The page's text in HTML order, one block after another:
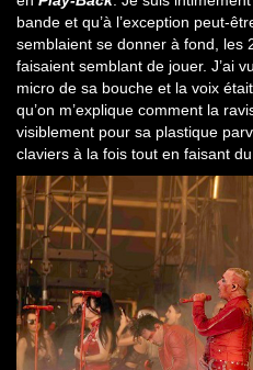
bande et qu’à l’exception peut-
semblaient se donner à fond, les
faisaient semblant de jouer. J’ai
micro de sa bouche et la voix
qu’on m’explique comment la
visiblement pour sa plastique
claviers à la fois tout en faisant du